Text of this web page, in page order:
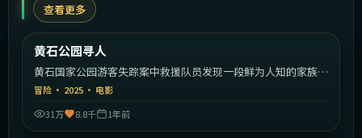
查看更多
最新
黄石公园寻人
黄石国家公园游客失踪案中救援队员发现一段鲜为人知的家族秘
密。
冒险 · 2025 · 电影
31万
8.8千 1年前